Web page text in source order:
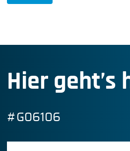
Hier geht’s
#G06106